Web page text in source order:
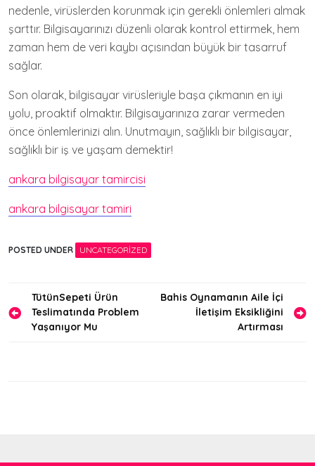
nedenle, virüslerden korunmak için gerekli önlemleri almak
şarttır. Bilgisayarınızı düzenli olarak kontrol ettirmek, hem
zaman hem de veri kaybı açısından büyük bir tasarruf
sağlar.
Son olarak, bilgisayar virüsleriyle başa çıkmanın en iyi
yolu, proaktif olmaktır. Bilgisayarınıza zarar vermeden
önce önlemlerinizi alın. Unutmayın, sağlıklı bir bilgisayar,
sağlıklı bir iş ve yaşam demektir!
ankara bilgisayar tamircisi
ankara bilgisayar tamiri
POSTED UNDER UNCATEGORIZED
Yazı
gezinmesi
TütünSepeti Ürün
Teslimatında Problem
Yaşanıyor Mu
Bahis Oynamanın Aile İçi
İletişim Eksikliğini
Artırması